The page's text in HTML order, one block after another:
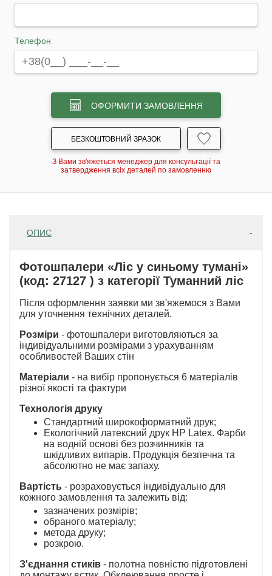
Телефон
ОФОРМИТИ ЗАМОВЛЕННЯ
БЕЗКОШТОВНИЙ ЗРАЗОК
З Вами зв'яжеться менеджер для консультації та
затвердження всіх деталей по замовленню
ОПИС
Фотошпалери «Ліс у синьому тумані»
(код: 27127 ) з категорії Туманний ліс
Після оформлення заявки ми зв'яжемося з Вами
для уточнення технічних деталей.
Розміри - фотошпалери виготовляються за
індивідуальними розмірами з урахуванням
особливостей Ваших стін
Матеріали - на вибір пропонується 6 матеріалів
різної якості та фактури
Технологія друку
Стандартний широкоформатний друк;
Екологічний латексний друк HP Latex. Фарби
на водній основі без розчинників та
шкідливих випарів. Продукція безпечна та
абсолютно не має запаху.
Вартість - розраховується індивідуально для
кожного замовлення та залежить від:
зазначених розмірів;
обраного матеріалу;
метода друку;
розкрою.
З'єднання стиків - полотна повністю підготовлені